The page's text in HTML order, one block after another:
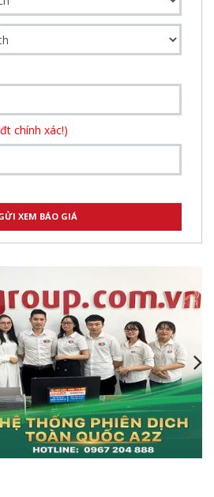
chính xác!)